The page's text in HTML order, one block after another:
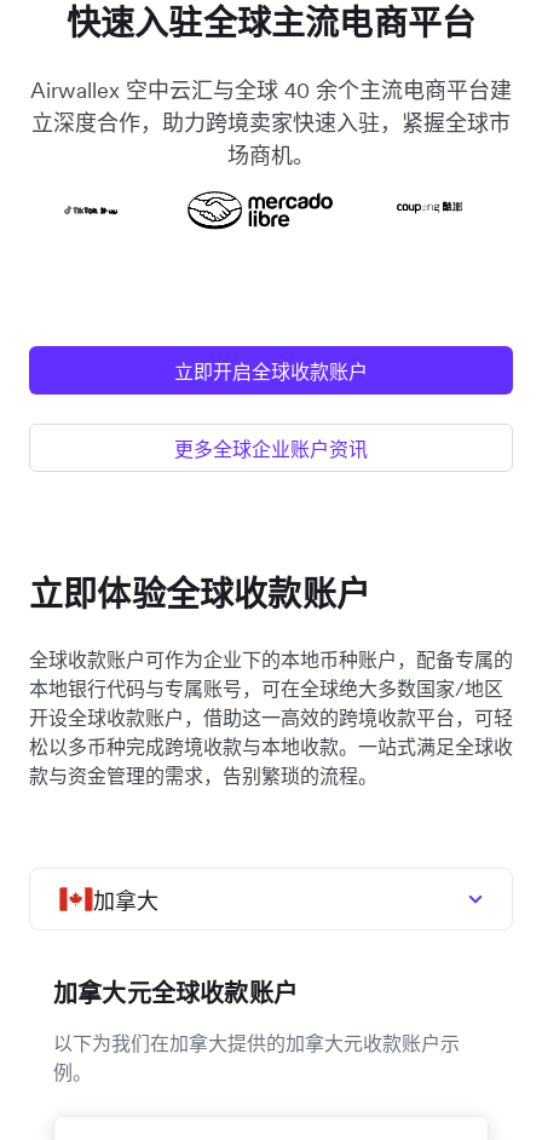
快速入驻全球主流电商平台
Airwallex 空中云汇与全球 40 余个主流电商平台建
立深度合作，助力跨境卖家快速入驻，紧握全球市
场商机。
立即开启全球收款账户
更多全球企业账户资讯
立即体验全球收款账户
全球收款账户可作为企业下的本地币种账户，配备专属的
本地银行代码与专属账号，可在全球绝大多数国家/地区
开设全球收款账户，借助这一高效的跨境收款平台，可轻
松以多币种完成跨境收款与本地收款。一站式满足全球收
款与资金管理的需求，告别繁琐的流程。
加拿大
加拿大元全球收款账户
以下为我们在加拿大提供的加拿大元收款账户示
例。